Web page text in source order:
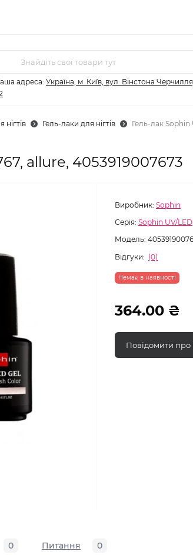
адреса: Україна, м. Київ, вул. Вінстона
нігтів Гель-лаки для нігтів Гель-лак
allure, 4053919007673
Виробник: Sophin
Серія: Sophin UV/LED
Модель:
Відгуки: (0)
Немає в наявності
364.00 ₴
Повідомити про
0 Питання 0